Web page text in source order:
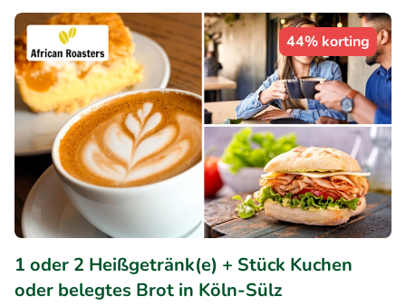
44% korting
1 oder 2 Heißgetränk(e) + Stück Kuchen
oder belegtes Brot in Köln-Sülz